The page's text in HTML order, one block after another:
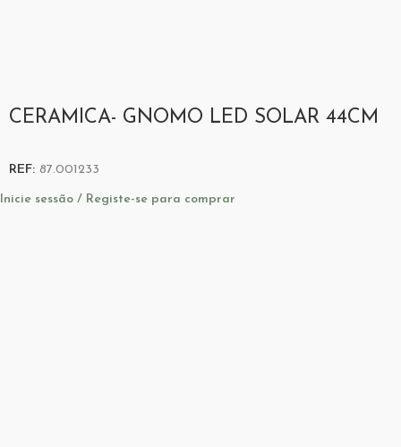
CERAMICA- GNOMO LED SOLAR 44CM
REF: 87.001233
Inicie sessão / Registe-se para comprar